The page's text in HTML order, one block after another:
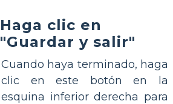
Haga clic en
"Guardar y salir"
Cuando haya terminado, haga
clic en este botón en la
esquina inferior derecha para